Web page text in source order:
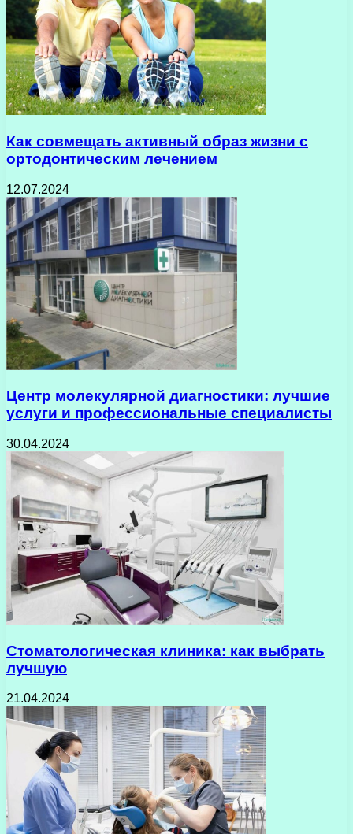
Как совмещать активный образ жизни с
ортодонтическим лечением
12.07.2024
Центр молекулярной диагностики: лучшие
услуги и профессиональные специалисты
30.04.2024
Стоматологическая клиника: как выбрать
лучшую
21.04.2024